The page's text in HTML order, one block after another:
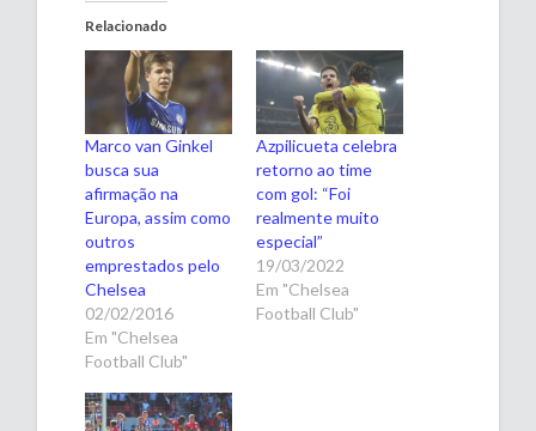
Relacionado
Marco van Ginkel
busca sua
afirmação na
Europa, assim como
outros
emprestados pelo
Chelsea
02/02/2016
Em "Chelsea
Football Club"
Azpilicueta celebra
retorno ao time
com gol: “Foi
realmente muito
especial”
19/03/2022
Em "Chelsea
Football Club"